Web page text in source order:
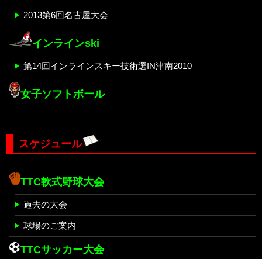
2013第6回名古屋大会
インラインski
第14回インラインスキー技術選IN津南2010
女子ソフトボール
スケジュール
TTC軟式野球大会
過去の大会
球場のご案内
TTCサッカー大会